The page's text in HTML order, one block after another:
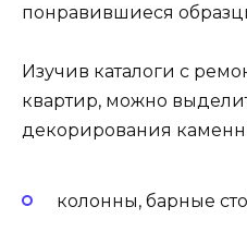
понравившиеся
Изучив каталоги с
квартир, можно
декорирования
колонны, барные